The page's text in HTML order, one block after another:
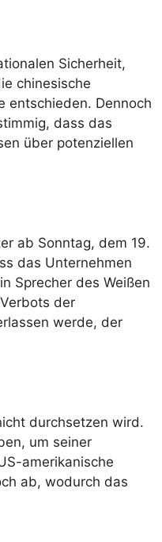
Sicherheit,
chinesische
entschieden. Dennoch
dass das
über potenziellen
ab Sonntag, dem 19.
das Unternehmen
Sprecher des Weißen
der
werde, der
durchsetzen wird.
um seiner
amerikanische
ab, wodurch das